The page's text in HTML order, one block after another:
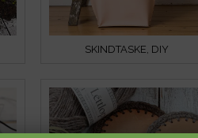
SKINDTASKE, DIY